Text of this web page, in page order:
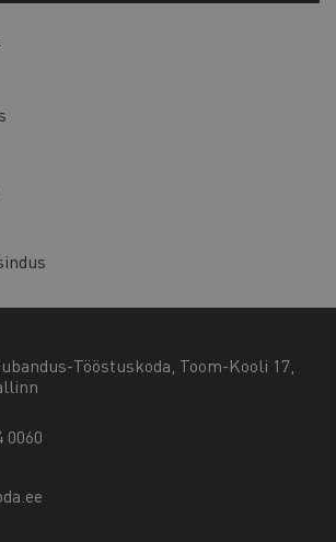
Tööstuskoda, Toom-Kooli 17,
0060